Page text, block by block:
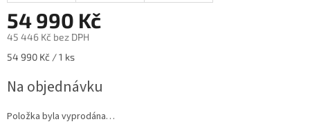
54 990 Kč
45 446 Kč bez DPH
Měrná
54 990 Kč / 1 ks
Na objednávku
Položka byla vyprodána…